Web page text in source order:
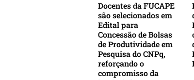
Docentes da FUCAPE
são selecionados em
Edital para
Concessão de Bolsas
de Produtividade em
Pesquisa do CNPq,
reforçando o
compromisso da